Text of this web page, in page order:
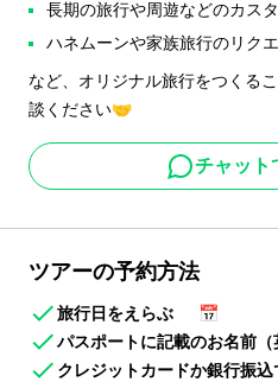
長期の旅行や周遊などのカス
ハネムーンや家族旅行のリク
など、オリジナル旅行をつくる
談ください🤝
チャット
ツアーの予約方法
旅行日をえらぶ
📅
パスポートに記載のお名前
クレジットカードか銀行振